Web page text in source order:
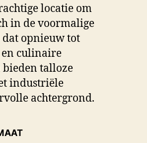
locatie om
in de voormalige
opnieuw tot
en culinaire
bieden talloze
industriële
achtergrond.